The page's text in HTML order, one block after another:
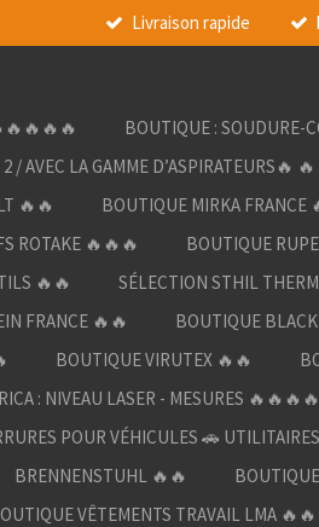
Livraison rapide
BOUTIQUE : SOUDURE-
/ AVEC LA GAMME D’ASPIRATEURS🔥 🔥
🔥🔥 BOUTIQUE MIRKA FRANCE
ROTAKE 🔥🔥🔥 BOUTIQUE
🔥🔥
SÉLECTION STHIL
FRANCE 🔥🔥 BOUTIQUE
BOUTIQUE VIRUTEX 🔥🔥
: NIVEAU LASER - MESURES 🔥🔥🔥🔥
POUR VÉHICULES 🚗
BRENNENSTUHL 🔥🔥
VÊTEMENTS TRAVAIL LMA